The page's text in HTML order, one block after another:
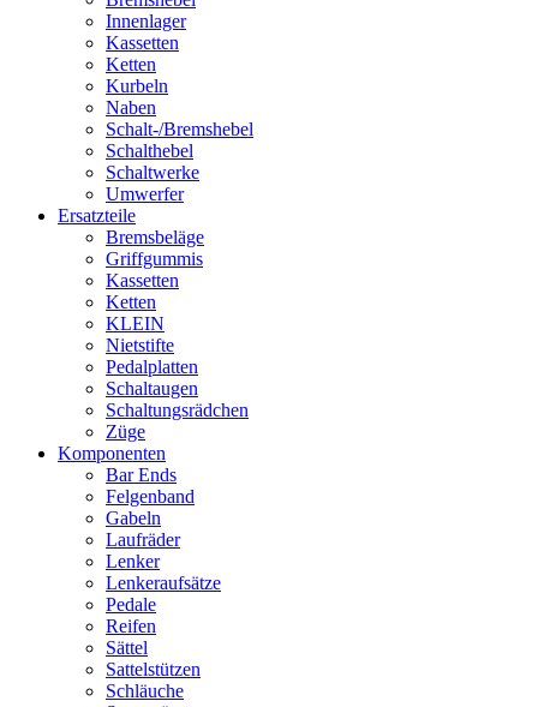
Innenlager
Kassetten
Ketten
Kurbeln
Naben
Schalt-/Bremshebel
Schalthebel
Schaltwerke
Umwerfer
Ersatzteile
Bremsbeläge
Griffgummis
Kassetten
Ketten
KLEIN
Nietstifte
Pedalplatten
Schaltaugen
Schaltungsrädchen
Züge
Komponenten
Bar Ends
Felgenband
Gabeln
Laufräder
Lenker
Lenkeraufsätze
Pedale
Reifen
Sättel
Sattelstützen
Schläuche